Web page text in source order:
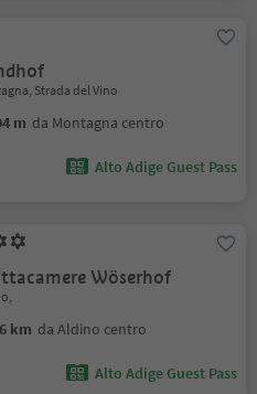
Strada del Vino
m da Montagna centro
Alto Adige Guest Pass
Wöserhof
km da Aldino centro
Alto Adige Guest Pass